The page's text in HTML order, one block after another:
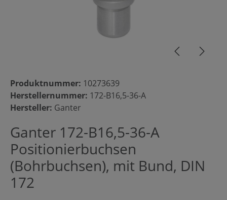
Produktnummer: 10273639
Herstellernummer: 172-B16,5-36-A
Hersteller: Ganter
Ganter 172-B16,5-36-A
Positionierbuchsen
(Bohrbuchsen), mit Bund, DIN
172